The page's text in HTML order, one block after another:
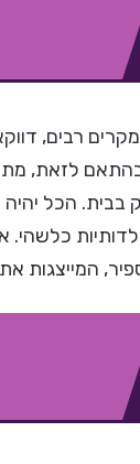
רבים,
לזאת,
בבית. הכל
המייצגות